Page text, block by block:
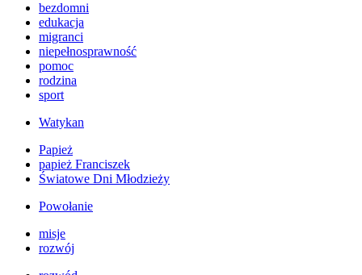
bezdomni
edukacja
migranci
niepełnosprawność
pomoc
rodzina
sport
Watykan
Papież
papież Franciszek
Światowe Dni Młodzieży
Powołanie
misje
rozwój